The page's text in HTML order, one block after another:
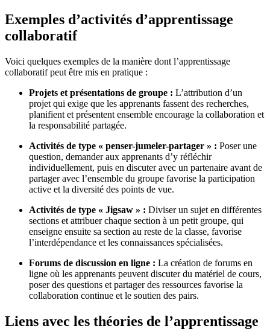
Exemples d’activités d’apprentissage
collaboratif
Voici quelques exemples de la manière dont l’apprentissage
collaboratif peut être mis en pratique :
Projets et présentations de groupe : L’attribution d’un
projet qui exige que les apprenants fassent des recherches,
planifient et présentent ensemble encourage la collaboration et
la responsabilité partagée.
Activités de type « penser-jumeler-partager » : Poser une
question, demander aux apprenants d’y réfléchir
individuellement, puis en discuter avec un partenaire avant de
partager avec l’ensemble du groupe favorise la participation
active et la diversité des points de vue.
Activités de type « Jigsaw » : Diviser un sujet en différentes
sections et attribuer chaque section à un petit groupe, qui
enseigne ensuite sa section au reste de la classe, favorise
l’interdépendance et les connaissances spécialisées.
Forums de discussion en ligne : La création de forums en
ligne où les apprenants peuvent discuter du matériel de cours,
poser des questions et partager des ressources favorise la
collaboration continue et le soutien des pairs.
Liens avec les théories de l’apprentissage